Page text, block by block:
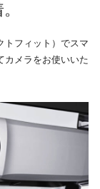
トフィット）でスマ
カメラをお使いいた